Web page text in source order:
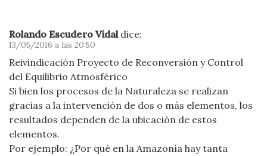
Rolando Escudero Vidal dice:
13/05/2016 a las 20:50
Reivindicación Proyecto de Reconversión y Control
del Equilibrio Atmosférico
Si bien los procesos de la Naturaleza se realizan
gracias a la intervención de dos o más elementos, los
resultados dependen de la ubicación de estos
elementos.
Por ejemplo: ¿Por qué en la Amazonía hay tanta